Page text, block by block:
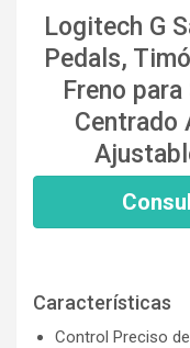
Logitech G
Pedals,
Freno
Centrado
Características
Control Preciso